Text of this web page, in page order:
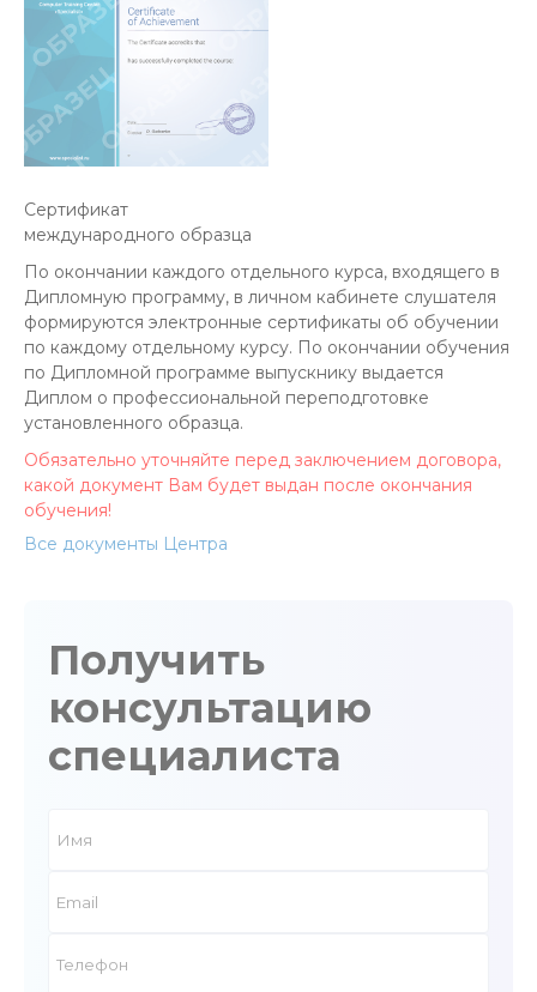
Cертификат
международного образца
По окончании каждого отдельного курса, входящего в
Дипломную программу, в личном кабинете слушателя
формируются электронные сертификаты об обучении
по каждому отдельному курсу. По окончании обучения
по Дипломной программе выпускнику выдается
Диплом о профессиональной переподготовке
установленного образца.
Обязательно уточняйте перед заключением договора,
какой документ Вам будет выдан после окончания
обучения!
Все документы Центра
Получить
консультацию
специалиста